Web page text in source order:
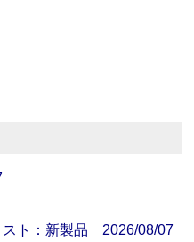
スト：新製品 2026/08/07